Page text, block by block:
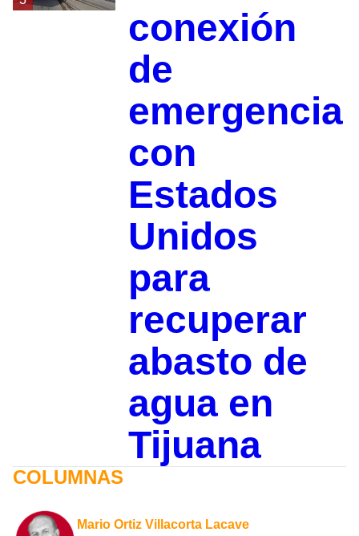
conexión
de
emergencia
con
Estados
Unidos
para
recuperar
abasto de
agua en
Tijuana
COLUMNAS
Mario Ortiz Villacorta Lacave